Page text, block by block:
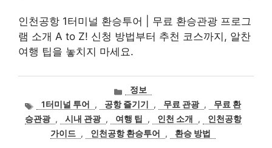
인천공항 1터미널 환승투어 | 무료 환승관광 프로그
램 소개 A to Z! 신청 방법부터 추천 코스까지, 알찬
여행 팁을 놓치지 마세요.
카
테
고
리
정보
태
그
1터미널 투어 , 공항 즐기기 , 무료 관광 ,
무료 환
승관광 , 시내 관광 , 여행 팁 , 인천 소개 ,
인천공항
가이드 , 인천공항 환승투어 , 환승 방법